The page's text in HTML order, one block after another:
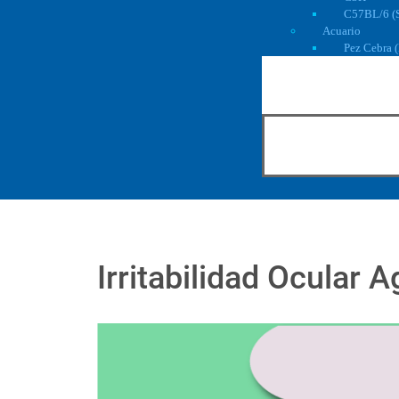
C57BL/6
Acuario
Pez Cebra
Irritabilidad Ocular